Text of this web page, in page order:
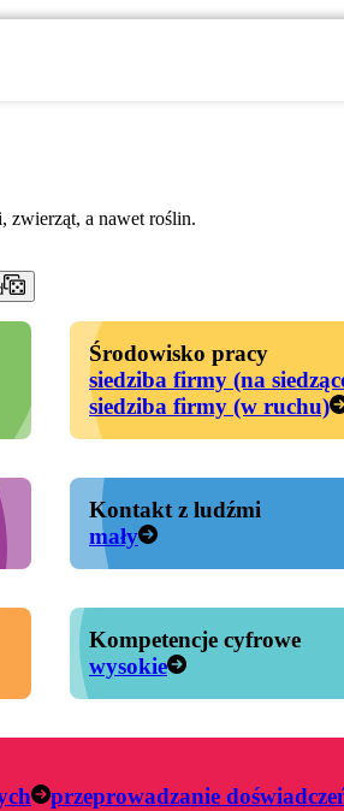
zwierząt, a nawet roślin.
Środowisko pracy
siedziba firmy (na
siedziba firmy (w ruchu)
Kontakt z ludźmi
mały
Kompetencje cyfrowe
wysokie
przeprowadzanie